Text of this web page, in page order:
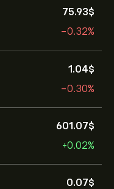
75.93‎$‎
-0.32%
1.04‎$‎
-0.30%
601.07‎$‎
+0.02%
0.07‎$‎